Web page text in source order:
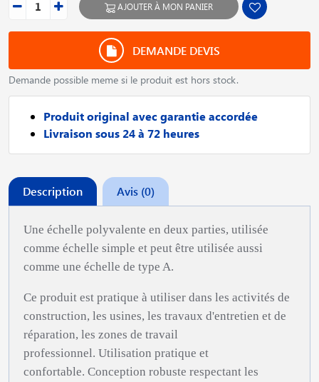
AJOUTER À MON PANIER
DEMANDE DEVIS
Demande possible meme si le produit est hors stock.
Produit original avec garantie accordée
Livraison sous 24 à 72 heures
Description Avis (0)
Une échelle polyvalente en deux parties, utilisée
comme échelle simple et peut être utilisée aussi
comme une échelle de type A.
Ce produit est pratique à utiliser dans les activités de
construction, les usines, les travaux d'entretien et de
réparation, les zones de travail
professionnel. Utilisation pratique et
confortable. Conception robuste respectant les